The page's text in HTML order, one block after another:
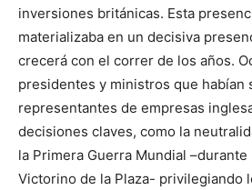
inversiones británicas. Esta
materializaba en un decisiva
crecerá con el correr de los años.
presidentes y ministros que habían
representantes de empresas
decisiones claves, como la
la Primera Guerra Mundial
Victorino de la Plaza- privilegiando